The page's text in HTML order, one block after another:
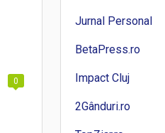
0
Jurnal Personal
BetaPress.ro
Impact Cluj
2Gânduri.ro